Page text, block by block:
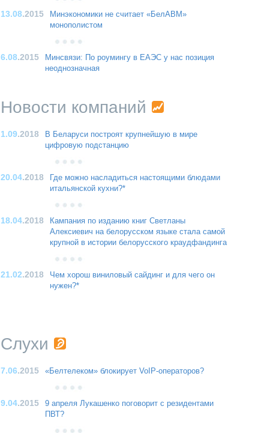
13.08.2015
Минэкономики не считает «БелАВМ»
монополистом
6.08.2015
Минсвязи: По роумингу в ЕАЭС у нас позиция
неоднозначная
Новости компаний
1.09.2018
В Беларуси построят крупнейшую в мире
цифровую подстанцию
20.04.2018
Где можно насладиться настоящими блюдами
итальянской кухни?*
18.04.2018
Кампания по изданию книг Светланы
Алексиевич на белорусском языке стала самой
крупной в истории белорусского краудфандинга
21.02.2018
Чем хорош виниловый сайдинг и для чего он
нужен?*
Слухи
7.06.2015 «Белтелеком» блокирует VoIP-операторов?
9.04.2015
9 апреля Лукашенко поговорит с резидентами
ПВТ?